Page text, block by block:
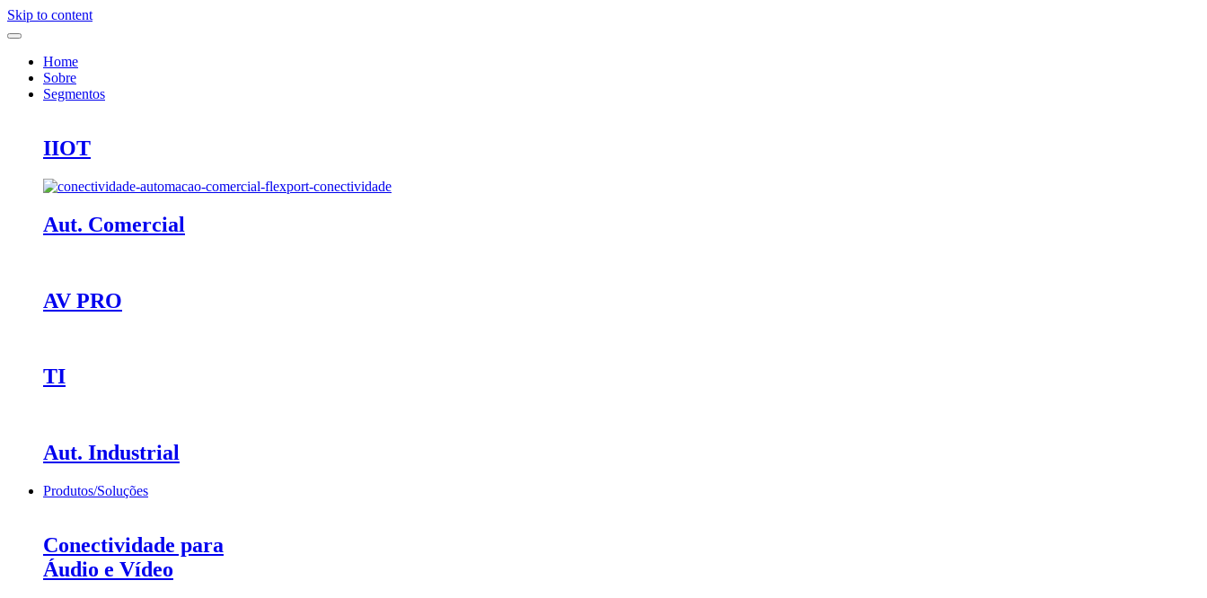
Skip to content
Home
Sobre
Segmentos
IIOT
Aut. Comercial
AV PRO
TI
Aut. Industrial
Produtos/Soluções
Conectividade para
Áudio e Vídeo